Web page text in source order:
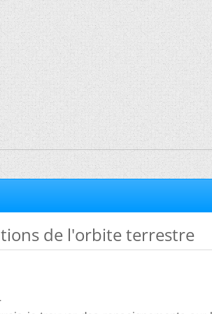
de l'orbite terrestre